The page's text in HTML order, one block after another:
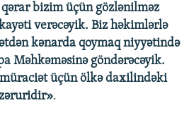
bizim üçün gözlənilməz
verəcəyik. Biz həkimlərlə
kənarda qoymaq niyyətində
Məhkəməsinə göndərəcəyik.
üçün ölkə daxilindəki
.